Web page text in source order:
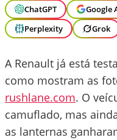
ChatGPT
Google
Perplexity
Grok
A Renault já está
como mostram as
rushlane.com. O
camuflado, mas
as lanternas